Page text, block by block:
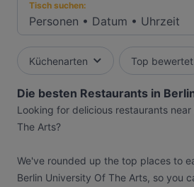
Tisch suchen:
Personen • Datum • Uhrzeit
Küchenarten Top bewertet
Die besten Restaurants in
Looking for delicious restaurants
The Arts?
We've rounded up the top places to
Berlin University Of The Arts, so you